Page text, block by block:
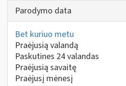
Parodymo data
Bet kuriuo metu
Praėjusią valandą
Paskutines 24 valandas
Praėjusią savaitę
Praėjusį mėnesį